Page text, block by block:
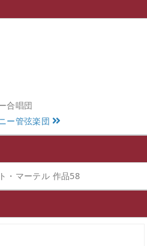
合唱団
ー管弦楽団
・マーテル 作品58